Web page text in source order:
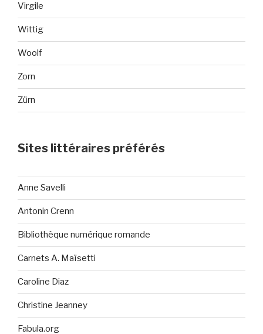
Virgile
Wittig
Woolf
Zorn
Zürn
Sites littéraires préférés
Anne Savelli
Antonin Crenn
Bibliothèque numérique romande
Carnets A. Maïsetti
Caroline Diaz
Christine Jeanney
Fabula.org